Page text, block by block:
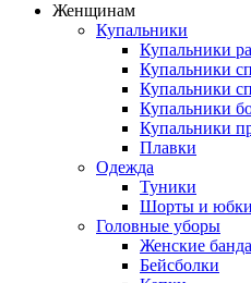
Женщинам
Купальники
Купальники
Купальники
Купальники
Купальники
Купальники
Плавки
Одежда
Туники
Шорты и юбки
Головные уборы
Женские
Бейсболки